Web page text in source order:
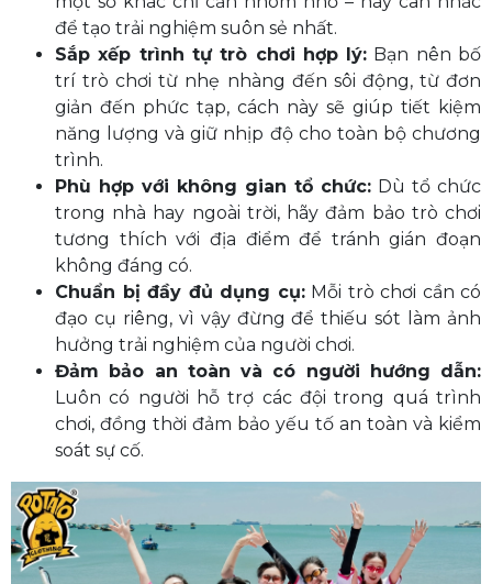
để tạo trải nghiệm suôn sẻ nhất.
Sắp xếp trình tự trò chơi hợp lý: Bạn nên bố
trí trò chơi từ nhẹ nhàng đến sôi động, từ đơn
giản đến phức tạp, cách này sẽ giúp tiết kiệm
năng lượng và giữ nhịp độ cho toàn bộ chương
trình.
Phù hợp với không gian tổ chức: Dù tổ chức
trong nhà hay ngoài trời, hãy đảm bảo trò chơi
tương thích với địa điểm để tránh gián đoạn
không đáng có.
Chuẩn bị đầy đủ dụng cụ:Mỗi trò chơi cần có
đạo cụ riêng, vì vậy đừng để thiếu sót làm ảnh
hưởng trải nghiệm của người chơi.
Đảm bảo an toàn và có người hướng dẫn:
Luôn có người hỗ trợ các đội trong quá trình
chơi, đồng thời đảm bảo yếu tố an toàn và kiểm
soát sự cố.